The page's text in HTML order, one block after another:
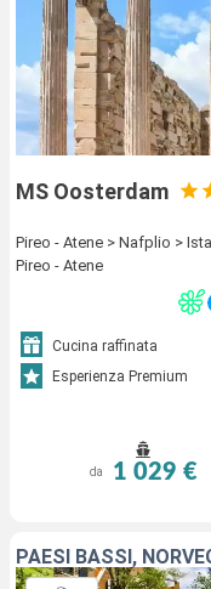
MS Oosterdam
Pireo - Atene > Nafplio >
Pireo - Atene
Cucina raffinata
Esperienza Premium
da 1 029 €
PAESI BASSI,